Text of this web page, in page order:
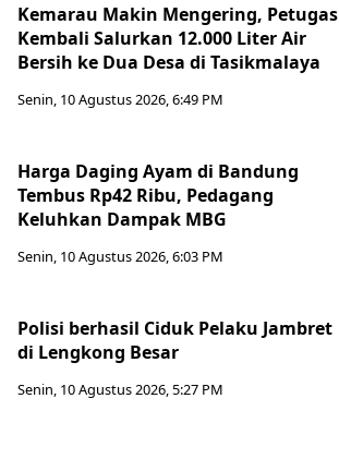
Kemarau Makin Mengering, Petugas
Kembali Salurkan 12.000 Liter Air
Bersih ke Dua Desa di Tasikmalaya
Senin, 10 Agustus 2026, 6:49 PM
Harga Daging Ayam di Bandung
Tembus Rp42 Ribu, Pedagang
Keluhkan Dampak MBG
Senin, 10 Agustus 2026, 6:03 PM
Polisi berhasil Ciduk Pelaku Jambret
di Lengkong Besar
Senin, 10 Agustus 2026, 5:27 PM